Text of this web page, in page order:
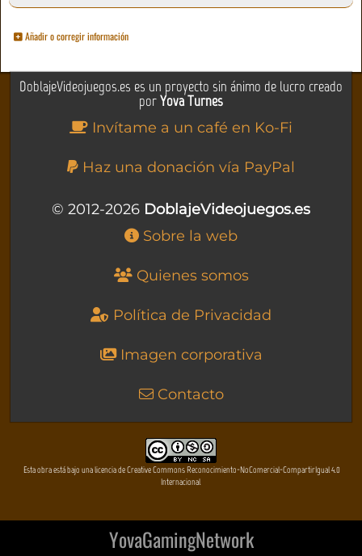
Añadir o corregir información
DoblajeVideojuegos.es es un proyecto sin ánimo de lucro creado
porYova Turnes
Invítame a un café en Ko-Fi
Haz una donación vía PayPal
© 2012-2026 DoblajeVideojuegos.es
Sobre la web
Quienes somos
Política de Privacidad
Imagen corporativa
Contacto
Esta obra está bajo una licencia de Creative Commons Reconocimiento-NoComercial-CompartirIgual 4.0
Internacional
YovaGamingNetwork